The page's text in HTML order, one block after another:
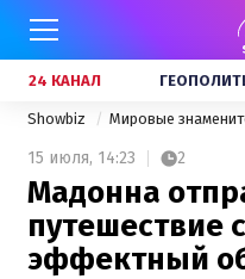
24 КАНАЛ
Showbiz Мировые
15 июля, 14:23 2
Мадонна
путешествие
эффектный